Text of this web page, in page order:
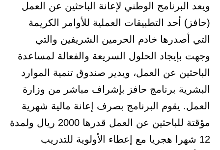
ويعد البرنامج الوطني لإعانة الباحثين عن العمل
(حافز) أحد التطبيقات العملية للأوامر الكريمة
التي أصدرها خادم الحرمين الشريفين والتي
وجهت بإيجاد الحلول السريعة والفعالة لمساعدة
الباحثين عن العمل، ويدير صندوق تنمية الموارد
البشرية برنامج حافز بإشراف مباشر من وزارة
العمل. يقوم البرنامج بصرف إعانة مالية شهرية
مؤقتة للباحثين عن العمل قدرها 2000 ريال ولمدة
12 شهرا هجريا مع إعطاء الأولوية للتدريب